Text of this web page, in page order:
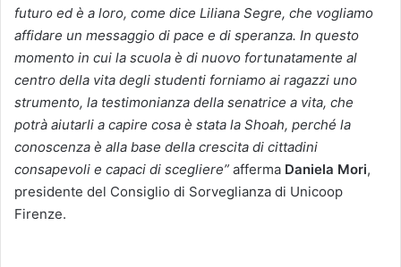
futuro ed è a loro, come dice Liliana Segre, che vogliamo
affidare un messaggio di pace e di speranza. In questo
momento in cui la scuola è di nuovo fortunatamente al
centro della vita degli studenti forniamo ai ragazzi uno
strumento, la testimonianza della senatrice a vita, che
potrà aiutarli a capire cosa è stata la Shoah, perché la
conoscenza è alla base della crescita di cittadini
consapevoli e capaci di scegliere” afferma Daniela Mori,
presidente del Consiglio di Sorveglianza di Unicoop
Firenze.